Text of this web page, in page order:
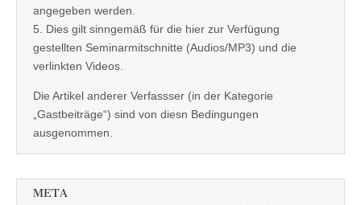
angegeben werden.
5. Dies gilt sinngemäß für die hier zur Verfügung
gestellten Seminarmitschnitte (Audios/MP3) und die
verlinkten Videos.
Die Artikel anderer Verfassser (in der Kategorie
„Gastbeiträge“) sind von diesn Bedingungen
ausgenommen.
META